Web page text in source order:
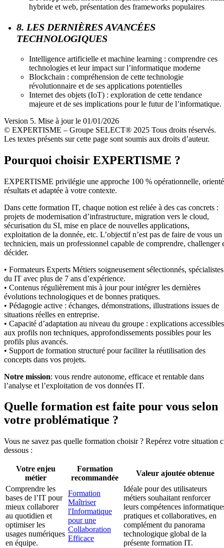
hybride et web, présentation des frameworks populaires
8. LES DERNIÈRES AVANCÉES
TECHNOLOGIQUES
Intelligence artificielle et machine learning : comprendre ces
technologies et leur impact sur l’informatique moderne
Blockchain : compréhension de cette technologie
révolutionnaire et de ses applications potentielles
Internet des objets (IoT) : exploration de cette tendance
majeure et de ses implications pour le futur de l’informatique.
Version 5. Mise à jour le 01/01/2026
© EXPERTISME – Groupe SELECT® 2025 Tous droits réservés.
Les textes présents sur cette page sont soumis aux droits d’auteur.
Pourquoi choisir EXPERTISME ?
EXPERTISME privilégie une approche 100 % opérationnelle,
résultats et adaptée à votre contexte.
Dans cette formation IT, chaque notion est reliée à des cas concrets :
projets de modernisation d’infrastructure, migration vers le cloud,
sécurisation du SI, mise en place de nouvelles applications,
exploitation de la donnée, etc. L’objectif n’est pas de faire de vous un
technicien, mais un professionnel capable de comprendre, challenger
décider.
• Formateurs Experts Métiers soigneusement sélectionnés, spécialistes
du IT avec plus de 7 ans d’expérience.
• Contenus régulièrement mis à jour pour intégrer les dernières
évolutions technologiques et de bonnes pratiques.
• Pédagogie active : échanges, démonstrations, illustrations issues de
situations réelles en entreprise.
• Capacité d’adaptation au niveau du groupe : explications accessibles
aux profils non techniques, approfondissements possibles pour les
profils plus avancés.
• Support de formation structuré pour faciliter la réutilisation des
concepts dans vos projets.
Notre mission: vous rendre autonome, efficace et rentable dans
l’analyse et l’exploitation de vos données IT.
Quelle formation est faite pour vous selon
votre problématique ?
Vous ne savez pas quelle formation choisir ? Repérez votre situation
dessous :
Votre enjeu
métier
Formation
recommandée
Valeur ajoutée obtenue
Comprendre les
bases de l’IT pour
mieux collaborer
au quotidien et
optimiser les
usages numériques
en équipe.
Formation
Maîtriser
l'Informatique
pour une
Collaboration
Efficace
Idéale pour des utilisateurs
métiers souhaitant renforcer
leurs compétences
pratiques et collaboratives, en
complément du panorama
technologique global de la
présente formation IT.